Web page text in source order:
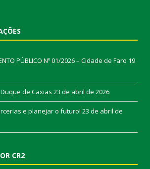
PÚBLICO Nº 01/2026 – Cidade de Faro 19
de Caxias 23 de abril de 2026
e planejar o futuro! 23 de abril de
CR2